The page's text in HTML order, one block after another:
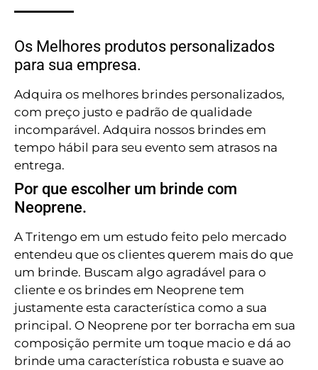
Os Melhores produtos personalizados
para sua empresa.
Adquira os melhores brindes personalizados,
com preço justo e padrão de qualidade
incomparável. Adquira nossos brindes em
tempo hábil para seu evento sem atrasos na
entrega.
Por que escolher um brinde com
Neoprene.
A Tritengo em um estudo feito pelo mercado
entendeu que os clientes querem mais do que
um brinde. Buscam algo agradável para o
cliente e os brindes em Neoprene tem
justamente esta característica como a sua
principal. O Neoprene por ter borracha em sua
composição permite um toque macio e dá ao
brinde uma característica robusta e suave ao